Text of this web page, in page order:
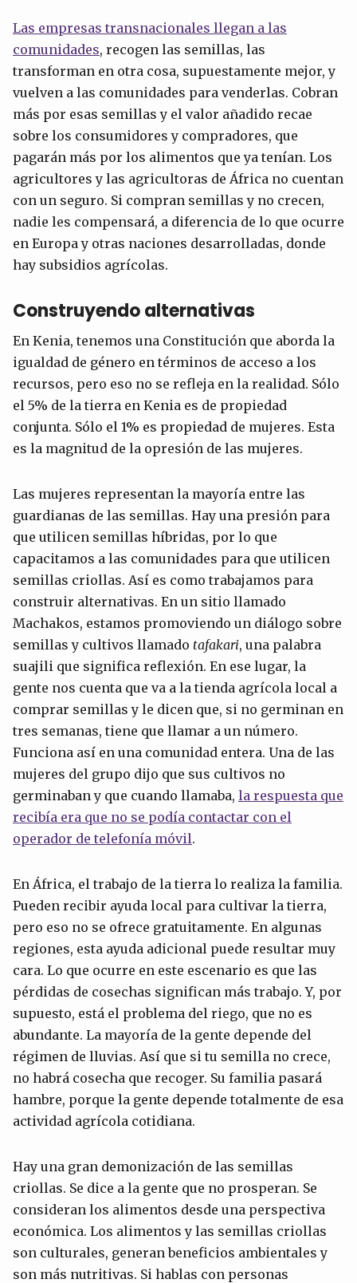
Las empresas transnacionales llegan a las
comunidades, recogen las semillas, las
transforman en otra cosa, supuestamente mejor, y
vuelven a las comunidades para venderlas. Cobran
más por esas semillas y el valor añadido recae
sobre los consumidores y compradores, que
pagarán más por los alimentos que ya tenían. Los
agricultores y las agricultoras de África no cuentan
con un seguro. Si compran semillas y no crecen,
nadie les compensará, a diferencia de lo que ocurre
en Europa y otras naciones desarrolladas, donde
hay subsidios agrícolas.
Construyendo alternativas
En Kenia, tenemos una Constitución que aborda la
igualdad de género en términos de acceso a los
recursos, pero eso no se refleja en la realidad. Sólo
el 5% de la tierra en Kenia es de propiedad
conjunta. Sólo el 1% es propiedad de mujeres. Esta
es la magnitud de la opresión de las mujeres.
Las mujeres representan la mayoría entre las
guardianas de las semillas. Hay una presión para
que utilicen semillas híbridas, por lo que
capacitamos a las comunidades para que utilicen
semillas criollas. Así es como trabajamos para
construir alternativas. En un sitio llamado
Machakos, estamos promoviendo un diálogo sobre
semillas y cultivos llamado tafakari, una palabra
suajili que significa reflexión. En ese lugar, la
gente nos cuenta que va a la tienda agrícola local a
comprar semillas y le dicen que, si no germinan en
tres semanas, tiene que llamar a un número.
Funciona así en una comunidad entera. Una de las
mujeres del grupo dijo que sus cultivos no
germinaban y que cuando llamaba, la respuesta que
recibía era que no se podía contactar con el
operador de telefonía móvil.
En África, el trabajo de la tierra lo realiza la familia.
Pueden recibir ayuda local para cultivar la tierra,
pero eso no se ofrece gratuitamente. En algunas
regiones, esta ayuda adicional puede resultar muy
cara. Lo que ocurre en este escenario es que las
pérdidas de cosechas significan más trabajo. Y, por
supuesto, está el problema del riego, que no es
abundante. La mayoría de la gente depende del
régimen de lluvias. Así que si tu semilla no crece,
no habrá cosecha que recoger. Su familia pasará
hambre, porque la gente depende totalmente de esa
actividad agrícola cotidiana.
Hay una gran demonización de las semillas
criollas. Se dice a la gente que no prosperan. Se
consideran los alimentos desde una perspectiva
económica. Los alimentos y las semillas criollas
son culturales, generan beneficios ambientales y
son más nutritivas. Si hablas con personas